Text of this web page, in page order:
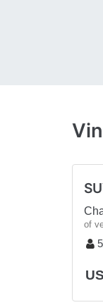
of
5